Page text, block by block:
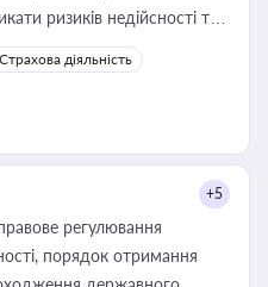
ризиків недійсності та
органами влади та
Страхова діяльність
+5
регулювання
порядок отримання